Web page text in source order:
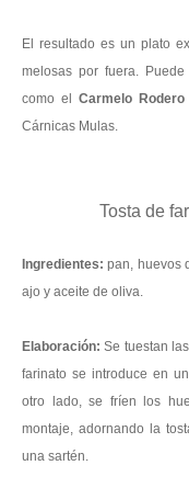
El resultado es un plato
melosas por fuera.
como el Carmelo
Cárnicas Mulas.
Tosta de
Ingredientes: pan, huevos
ajo y aceite de oliva.
Elaboración:Se tuestan
farinato se introduce en
otro lado, se fríen los
montaje, adornando la
una sartén.